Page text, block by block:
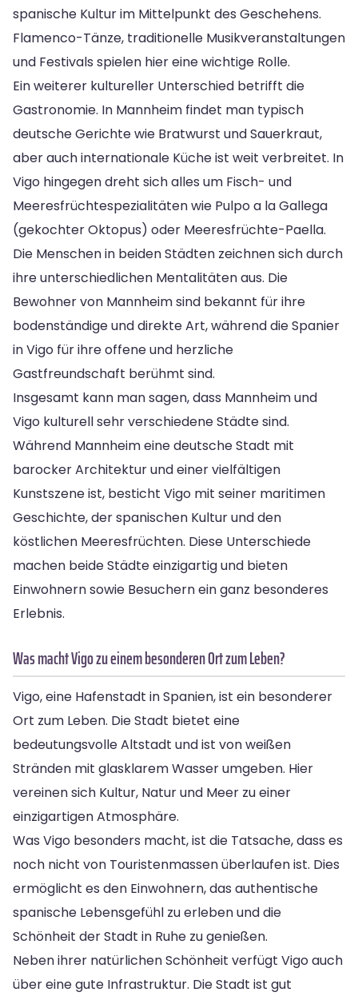
spanische Kultur im Mittelpunkt des Geschehens.
Flamenco-Tänze, traditionelle Musikveranstaltungen
und Festivals spielen hier eine wichtige Rolle.
Ein weiterer kultureller Unterschied betrifft die
Gastronomie. In Mannheim findet man typisch
deutsche Gerichte wie Bratwurst und Sauerkraut,
aber auch internationale Küche ist weit verbreitet. In
Vigo hingegen dreht sich alles um Fisch- und
Meeresfrüchtespezialitäten wie Pulpo a la Gallega
(gekochter Oktopus) oder Meeresfrüchte-Paella.
Die Menschen in beiden Städten zeichnen sich durch
ihre unterschiedlichen Mentalitäten aus. Die
Bewohner von Mannheim sind bekannt für ihre
bodenständige und direkte Art, während die Spanier
in Vigo für ihre offene und herzliche
Gastfreundschaft berühmt sind.
Insgesamt kann man sagen, dass Mannheim und
Vigo kulturell sehr verschiedene Städte sind.
Während Mannheim eine deutsche Stadt mit
barocker Architektur und einer vielfältigen
Kunstszene ist, besticht Vigo mit seiner maritimen
Geschichte, der spanischen Kultur und den
köstlichen Meeresfrüchten. Diese Unterschiede
machen beide Städte einzigartig und bieten
Einwohnern sowie Besuchern ein ganz besonderes
Erlebnis.
Was macht Vigo zu einem besonderen Ort zum Leben?
Vigo, eine Hafenstadt in Spanien, ist ein besonderer
Ort zum Leben. Die Stadt bietet eine
bedeutungsvolle Altstadt und ist von weißen
Stränden mit glasklarem Wasser umgeben. Hier
vereinen sich Kultur, Natur und Meer zu einer
einzigartigen Atmosphäre.
Was Vigo besonders macht, ist die Tatsache, dass es
noch nicht von Touristenmassen überlaufen ist. Dies
ermöglicht es den Einwohnern, das authentische
spanische Lebensgefühl zu erleben und die
Schönheit der Stadt in Ruhe zu genießen.
Neben ihrer natürlichen Schönheit verfügt Vigo auch
über eine gute Infrastruktur. Die Stadt ist gut